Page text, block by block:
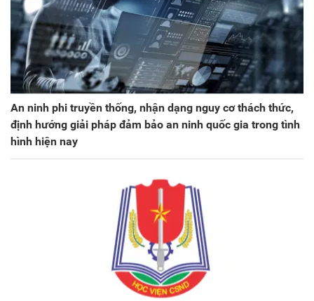
An ninh phi truyền thống, nhận dạng nguy cơ thách thức,
định hướng giải pháp đảm bảo an ninh quốc gia trong tình
hình hiện nay